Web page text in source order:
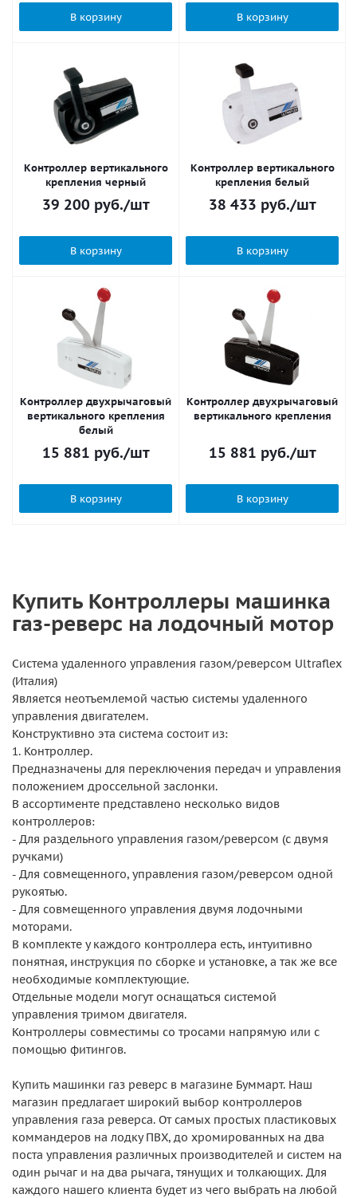
В корзину В корзину
Контроллер вертикального
крепления черный
39 200 руб./шт
В корзину
Контроллер вертикального
крепления белый
38 433 руб./шт
В корзину
Контроллер двухрычаговый
вертикального крепления
белый
15 881 руб./шт
В корзину
Контроллер двухрычаговый
вертикального крепления
15 881 руб./шт
В корзину
Купить Контроллеры машинка
газ-реверс на лодочный мотор
Система удаленного управления газом/реверсом Ultraflex
(Италия)
Является неотъемлемой частью системы удаленного
управления двигателем.
Конструктивно эта система состоит из:
1. Контроллер.
Предназначены для переключения передач и управления
положением дроссельной заслонки.
В ассортименте представлено несколько видов
контроллеров:
- Для раздельного управления газом/реверсом (с двумя
ручками)
- Для совмещенного, управления газом/реверсом одной
рукоятью.
- Для совмещенного управления двумя лодочными
моторами.
В комплекте у каждого контроллера есть, интуитивно
понятная, инструкция по сборке и установке, а так же все
необходимые комплектующие.
Отдельные модели могут оснащаться системой
управления тримом двигателя.
Контроллеры совместимы со тросами напрямую или с
помощью фитингов.
Купить машинки газ реверс в магазине Буммарт. Наш
магазин предлагает широкий выбор контроллеров
управления газа реверса. От самых простых пластиковых
коммандеров на лодку ПВХ, до хромированных на два
поста управления различных производителей и систем на
один рычаг и на два рычага, тянущих и толкающих. Для
каждого нашего клиента будет из чего выбрать на любой